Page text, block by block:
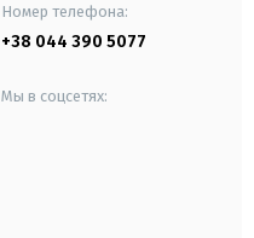
Номер телефона:
+38 044 390 5077
Мы в соцсетях: